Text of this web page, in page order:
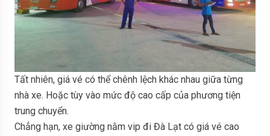
Tất nhiên, giá vé có thể chênh lệch khác nhau giữa từng
nhà xe. Hoặc tùy vào mức độ cao cấp của phương tiện
trung chuyển.
Chẳng hạn, xe giường nằm vip đi Đà Lạt có giá vé cao